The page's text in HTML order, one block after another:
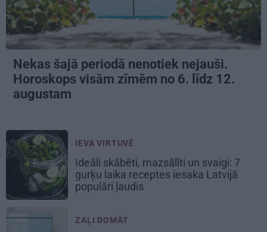
Nekas šajā periodā nenotiek nejauši.
Horoskops visām zīmēm no 6. līdz 12.
augustam
IEVA VIRTUVĒ
Ideāli skābēti, mazsālīti un svaigi: 7
gurķu laika receptes iesaka Latvijā
populāri ļaudis
ZAĻI DOMĀT